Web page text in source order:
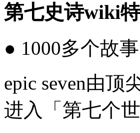
第七史诗wiki
● 1000多个故事
epic seven由
进入「第七个世